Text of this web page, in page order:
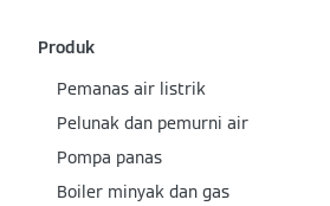
Produk
Pemanas air listrik
Pelunak dan pemurni air
Pompa panas
Boiler minyak dan gas